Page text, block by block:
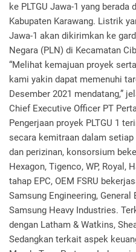
ke PLTGU Jawa-1 yang
Kabupaten Karawang. Listrik
Jawa-1 akan dikirimkan ke
Negara (PLN) di Kecamatan
“Melihat kemajuan proyek
kami yakin dapat memenuhi
Desember 2021 mendatang,”
Chief Executive Officer PT
Pengerjaan proyek PLTGU 1
secara kemitraan dalam
dan perizinan, konsorsium
Hexagon, Tigenco, WP, Royal,
tahap EPC, OEM FSRU
Samsung Engineering,
Samsung Heavy Industries.
dengan Latham & Watkins,
Sedangkan terkait aspek